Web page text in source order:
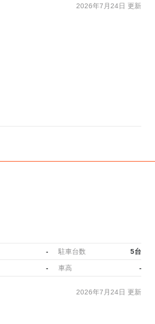
2026年7月24日 更新
- 駐車台数 5台
- 車高 -
2026年7月24日 更新